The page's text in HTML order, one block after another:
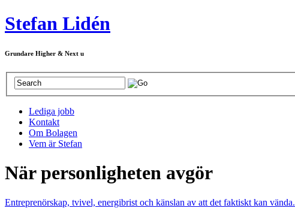
Stefan Lidén
Grundare Higher & Next u
Lediga jobb
Kontakt
Om Bolagen
Vem är Stefan
När personligheten avgör
Entreprenörskap, tvivel, energibrist och känslan av att det faktiskt kan vända.